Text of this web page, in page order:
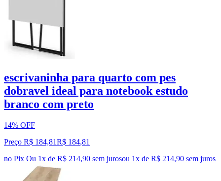
escrivaninha para quarto com pes
dobravel ideal para notebook estudo
branco com preto
14% OFF
Preço R$ 184,81R$ 184,81
no Pix Ou 1x de R$ 214,90 sem jurosou 1x de R$ 214,90 sem juros